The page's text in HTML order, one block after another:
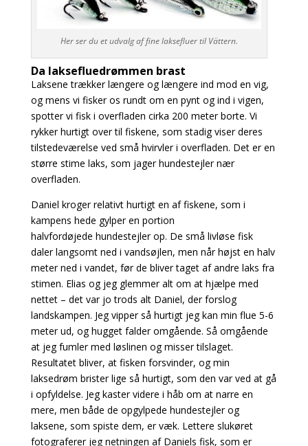
Her ser du et udvalg af fine laksefluer til Vättern.
Da laksefluedrømmen brast
Laksene trækker længere og længere ind mod en vig,
og mens vi fisker os rundt om en pynt og ind i vigen,
spotter vi fisk i overfladen cirka 200 meter borte. Vi
rykker hurtigt over til fiskene, som stadig viser deres
tilstedeværelse ved små hvirvler i overfladen. Det er en
større stime laks, som jager hundestejler nær
overfladen.
Daniel kroger relativt hurtigt en af fiskene, som i
kampens hede gylper en portion
halvfordøjede hundestejler op. De små livløse fisk
daler langsomt ned i vandsøjlen, men når højst en halv
meter ned i vandet, før de bliver taget af andre laks fra
stimen. Elias og jeg glemmer alt om at hjælpe med
nettet – det var jo trods alt Daniel, der forslog
landskampen. Jeg vipper så hurtigt jeg kan min flue 5-6
meter ud, og hugget falder omgående. Så omgående
at jeg fumler med løslinen og misser tilslaget.
Resultatet bliver, at fisken forsvinder, og min
laksedrøm brister lige så hurtigt, som den var ved at gå
i opfyldelse. Jeg kaster videre i håb om at narre en
mere, men både de opgylpede hundestejler og
laksene, som spiste dem, er væk. Lettere slukøret
fotograferer jeg netningen af Daniels fisk, som er